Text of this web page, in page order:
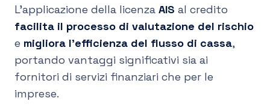
L'applicazione della licenza AIS al credito
facilita il processo di valutazione del rischio
e migliora l'efficienza del flusso di cassa,
portando vantaggi significativi sia ai
fornitori di servizi finanziari che per le
imprese.